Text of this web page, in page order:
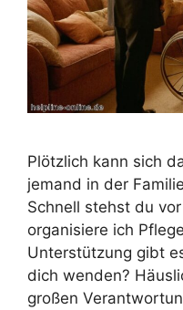
Plötzlich kann sich
jemand in der
Schnell stehst du
organisiere ich
Unterstützung gibt
dich wenden?
großen